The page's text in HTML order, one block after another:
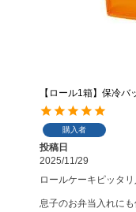
【ロール1箱】保冷バ
購入者
投稿日
2025/11/29
ロールケーキピッタ
息子のお弁当入れにも